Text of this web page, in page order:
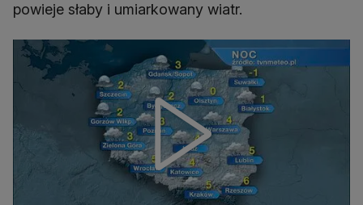
powieje słaby i umiarkowany wiatr.